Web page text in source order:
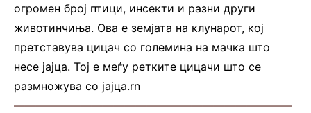
огромен број птици, инсекти и разни други
животинчиња. Ова е земјата на клунарот, кој
претставува цицач со големина на мачка што
несе јајца. Тој е меѓу ретките цицачи што се
размножува со јајца.rn
—————————————————————————